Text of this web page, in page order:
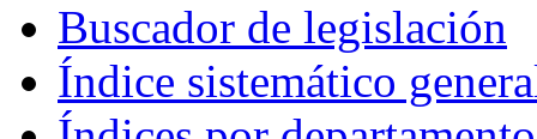
Buscador de legislación
Índice sistemático